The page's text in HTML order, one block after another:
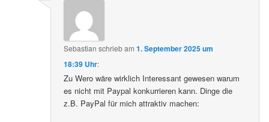
Sebastian schriebam1. September 2025 um
18:39 Uhr:
Zu Wero wäre wirklich Interessant gewesen warum
es nicht mit Paypal konkurrieren kann. Dinge die
z.B. PayPal für mich attraktiv machen: